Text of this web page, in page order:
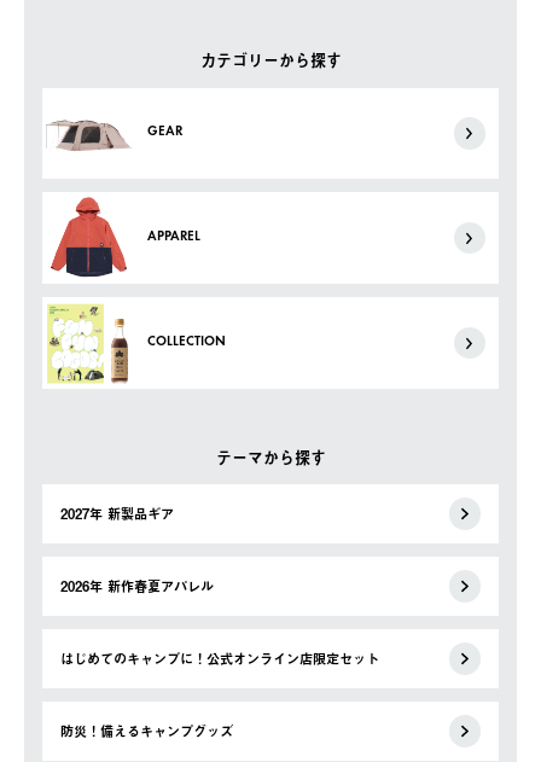
カテゴリーから探す
GEAR
APPAREL
COLLECTION
テーマから探す
2027年 新製品ギア
2026年 新作春夏アパレル
はじめてのキャンプに！公式オンライン店限定セット
防災！備えるキャンプグッズ